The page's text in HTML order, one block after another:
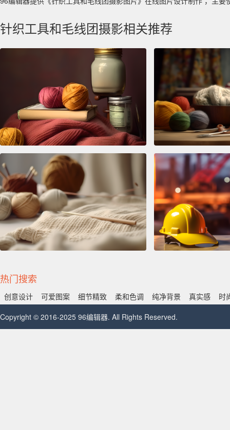
针织工具和毛线团摄影相关推荐
热门搜索
创意设计 可爱图案 细节精致 柔和色调 纯净背景 真实感
时
Copyright © 2016-2025 96编辑器. All Rights Reserved.